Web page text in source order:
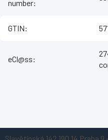
number:
GTIN:
eCl@ss: